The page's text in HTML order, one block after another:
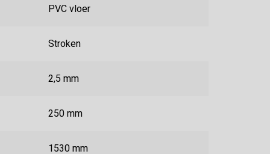
PVC vloer
Stroken
2,5 mm
250 mm
1530 mm